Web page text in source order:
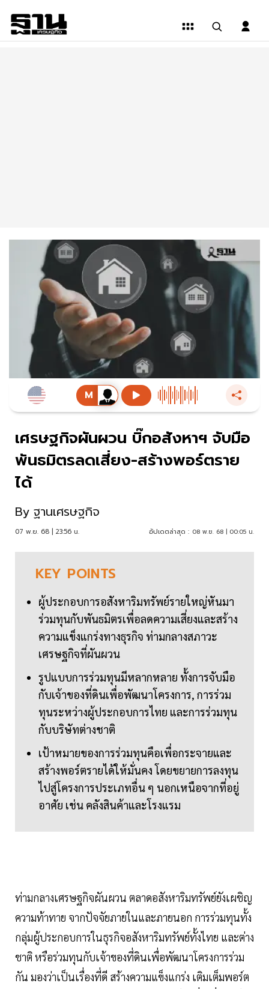
เศรษฐกิจผันผวน บิ๊กอสังหาฯ จับมือ
พันธมิตรลดเสี่ยง-สร้างพอร์ตราย
ได้
By ฐานเศรษฐกิจ
07 พ.ย. 68 | 23:56 น. อัปเดตล่าสุด : 08 พ.ย. 68 | 00:05 น.
KEY POINTS
ผู้ประกอบการอสังหาริมทรัพย์รายใหญ่หันมา
ร่วมทุนกับพันธมิตรเพื่อลดความเสี่ยงและสร้าง
ความแข็งแกร่งทางธุรกิจ ท่ามกลางสภาวะ
เศรษฐกิจที่ผันผวน
รูปแบบการร่วมทุนมีหลากหลาย ทั้งการจับมือ
กับเจ้าของที่ดินเพื่อพัฒนาโครงการ, การร่วม
ทุนระหว่างผู้ประกอบการไทย และการร่วมทุน
กับบริษัทต่างชาติ
เป้าหมายของการร่วมทุนคือเพื่อกระจายและ
สร้างพอร์ตรายได้ให้มั่นคง โดยขยายการลงทุน
ไปสู่โครงการประเภทอื่น ๆ นอกเหนือจากที่อยู่
อาศัย เช่น คลังสินค้าและโรงแรม
ท่ามกลางเศรษฐกิจผันผวน ตลาดอสังหาริมทรัพย์ยังเผชิญ
ความท้าทาย จากปัจจัยภายในและภายนอก การร่วมทุนทั้ง
กลุ่มผู้ประกอบการในธุรกิจอสังหาริมทรัพย์ทั้งไทย และต่าง
ชาติ หรือร่วมทุนกับเจ้าของที่ดินเพื่อพัฒนาโครงการร่วม
กัน มองว่าเป็นเรื่องที่ดี สร้างความแข็งแกร่ง เติมเต็มพอร์ต